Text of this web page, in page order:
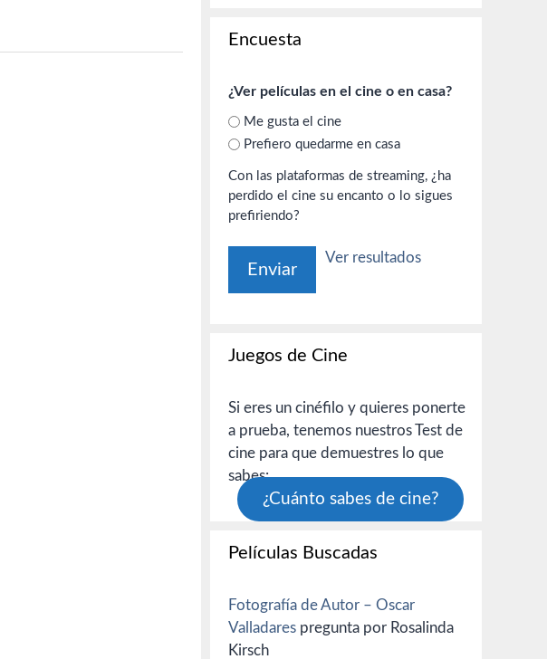
Encuesta
¿Ver películas en el cine o en casa?
Me gusta el cine
Prefiero quedarme en casa
Con las plataformas de streaming, ¿ha
perdido el cine su encanto o lo sigues
prefiriendo?
Ver resultados
Juegos de Cine
Si eres un cinéfilo y quieres ponerte
a prueba, tenemos nuestros Test de
cine para que demuestres lo que
sabes:
¿Cuánto sabes de cine?
Películas Buscadas
Fotografía de Autor – Oscar
Valladares pregunta por Rosalinda
Kirsch